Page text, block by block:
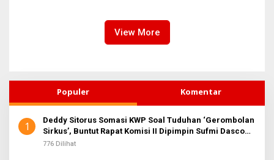
View More
Populer Komentar
1
Deddy Sitorus Somasi KWP Soal Tuduhan ‘Gerombolan
Sirkus’, Buntut Rapat Komisi II Dipimpin Sufmi Dasco
Ahmad
776 Dilihat